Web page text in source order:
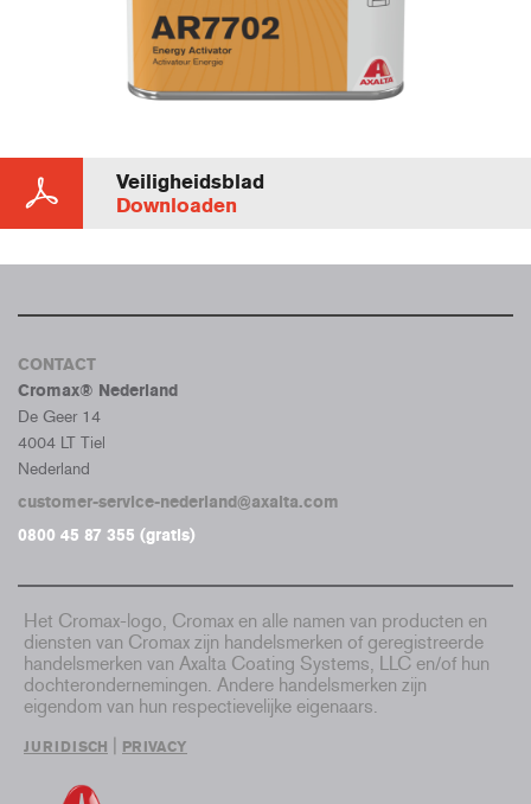
Veiligheidsblad
Downloaden
CONTACT
Cromax® Nederland
De Geer 14
4004 LT Tiel
Nederland
customer-service-nederland@axalta.com
0800 45 87 355 (gratis)
Het Cromax-logo, Cromax en alle namen van producten en
diensten van Cromax zijn handelsmerken of geregistreerde
handelsmerken van Axalta Coating Systems, LLC en/of hun
dochterondernemingen. Andere handelsmerken zijn
eigendom van hun respectievelijke eigenaars.
JURIDISCH PRIVACY